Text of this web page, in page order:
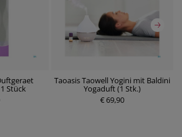
Stück
Taoasis Taowell Yogini mit Baldini
Yogaduft (1 Stk.)
€ 69,90
P